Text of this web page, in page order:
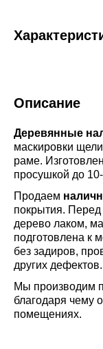
Описание
Деревянные
маскировки
раме.
просушкой до
Продаем
покрытия.
дерево лаком,
подготовлена к
без задиров,
других дефектов.
Мы производим
благодаря чему
помещениях.